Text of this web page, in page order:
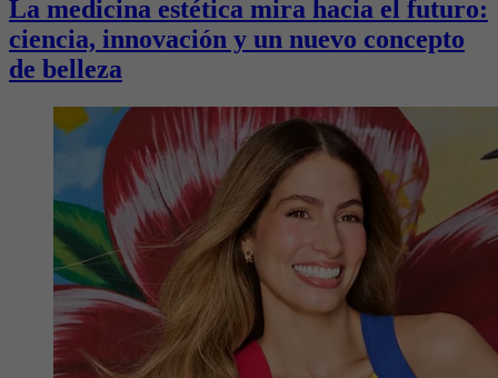
La medicina estética mira hacia el futuro:
ciencia, innovación y un nuevo concepto
de belleza